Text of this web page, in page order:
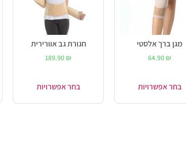
מגן ברך אלסטי
64.90 ₪
בחר אפשרויות
חגורת גב אוורירית
189.90 ₪
בחר אפשרויות